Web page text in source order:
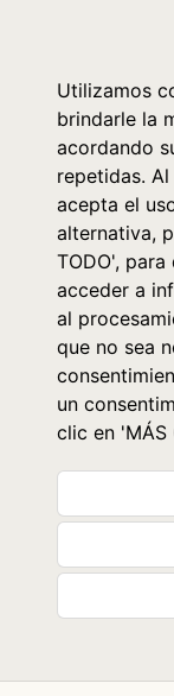
Utilizamos
brindarle la
acordando
repetidas. Al
acepta el
alternativa,
TODO',
acceder a
al
que no sea
un
clic en 'MÁS